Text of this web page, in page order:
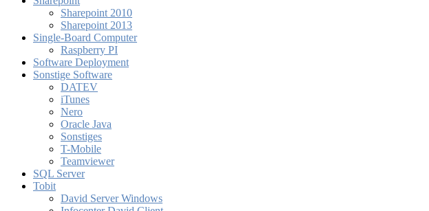
Sharepoint 2010
Sharepoint 2013
Single-Board Computer
Raspberry PI
Software Deployment
Sonstige Software
DATEV
iTunes
Nero
Oracle Java
Sonstiges
T-Mobile
Teamviewer
SQL Server
Tobit
David Server Windows